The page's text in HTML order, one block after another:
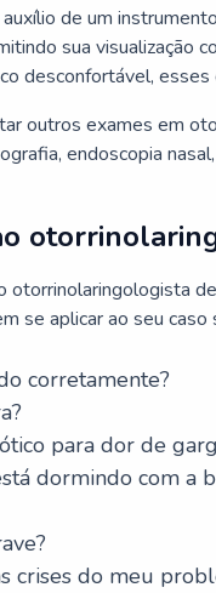
de um
sua visualização
desconfortável,
outros exames em
endoscopia
otorrinolaringologista
se aplicar ao seu caso
corretamente?
para dor de
dormindo com a
crises do meu